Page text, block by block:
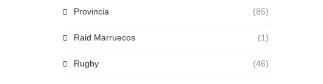
Provincia (85)
Raid Marruecos (1)
Rugby (46)